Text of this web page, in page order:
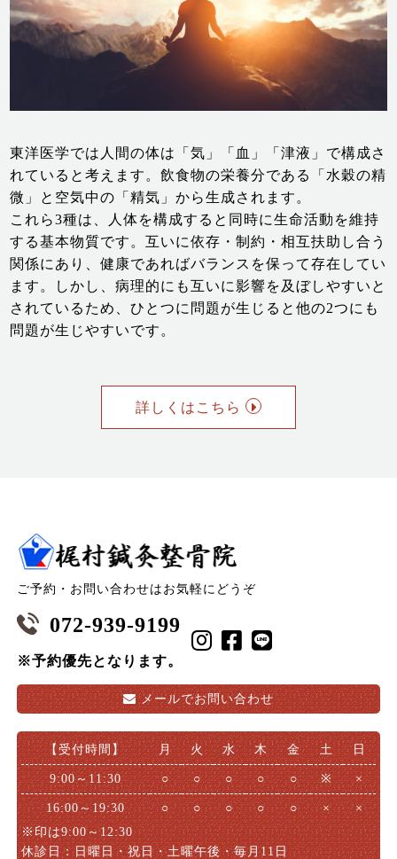
東洋医学では人間の体は「気」「血」「津液」で構成さ
れていると考えます。飲食物の栄養分である「水穀の精
微」と空気中の「精気」から生成されます。
これら3種は、人体を構成すると同時に生命活動を維持
する基本物質です。互いに依存・制約・相互扶助し合う
関係にあり、健康であればバランスを保って存在してい
ます。しかし、病理的にも互いに影響を及ぼしやすいと
されているため、ひとつに問題が生じると他の2つにも
問題が生じやすいです。
詳しくはこちら
ご予約・お問い合わせはお気軽にどうぞ
072-939-9199
※予約優先となります。
メールでお問い合わせ
【受付時間】 月 火 水 木 金 土 日
9:00～11:30 ○ ○ ○ ○ ○ ※ ×
16:00～19:30 ○ ○ ○ ○ ○ ×
×
※印は9:00～12:30
休診日：日曜日・祝日・土曜午後・毎月11日